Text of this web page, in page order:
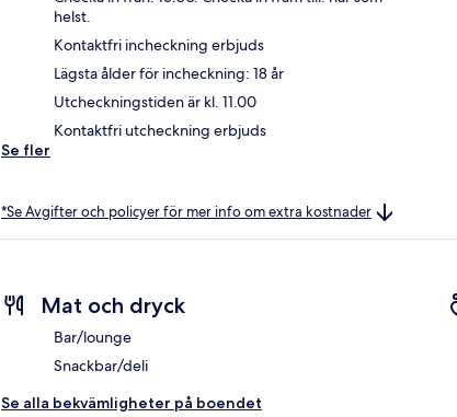
helst.
Kontaktfri incheckning erbjuds
Lägsta ålder för incheckning: 18 år
Utcheckningstiden är kl. 11.00
Kontaktfri utcheckning erbjuds
Se fler
*Se Avgifter och policyer för mer info om extra kostnader
Mat och dryck
Bar/lounge
Snackbar/deli
Se alla bekvämligheter på boendet